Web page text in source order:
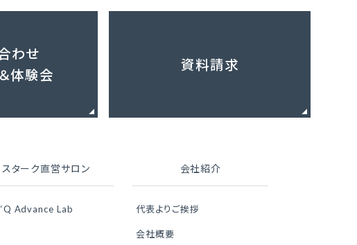
わせ
体験会
資料請求
スターク直営サロン
Advance Lab
会社紹介
代表よりご挨拶
会社概要